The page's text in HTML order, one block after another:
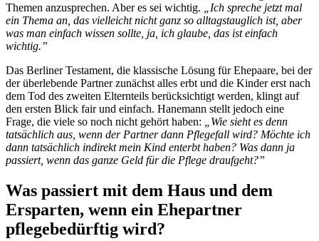
Themen anzusprechen. Aber es sei wichtig.
„Ich spreche jetzt mal
ein Thema an, das vielleicht nicht ganz so alltagstauglich ist, aber
was man einfach wissen sollte, ja, ich glaube, das ist einfach
wichtig.”
Das Berliner Testament, die klassische Lösung für Ehepaare, bei der
der überlebende Partner zunächst alles erbt und die Kinder erst nach
dem Tod des zweiten Elternteils berücksichtigt werden, klingt auf
den ersten Blick fair und einfach. Hanemann stellt jedoch eine
Frage, die viele so noch nicht gehört haben:
„Wie sieht es denn
tatsächlich aus, wenn der Partner dann Pflegefall wird? Möchte ich
dann tatsächlich indirekt mein Kind enterbt haben? Was dann ja
passiert, wenn das ganze Geld für die Pflege draufgeht?”
Was passiert mit dem Haus und dem
Ersparten, wenn ein Ehepartner
pflegebedürftig wird?